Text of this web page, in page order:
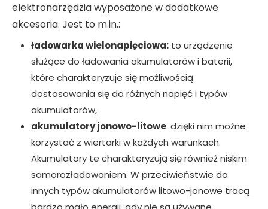
elektronarzędzia wyposażone w dodatkowe
akcesoria. Jest to m.in.:
ładowarka wielonapięciowa: to urządzenie
służące do ładowania akumulatorów i baterii,
które charakteryzuje się możliwością
dostosowania się do różnych napięć i typów
akumulatorów,
akumulatory jonowo-litowe: dzięki nim możne
korzystać z wiertarki w każdych warunkach.
Akumulatory te charakteryzują się również niskim
samorozładowaniem. W przeciwieństwie do
innych typów akumulatorów litowo-jonowe tracą